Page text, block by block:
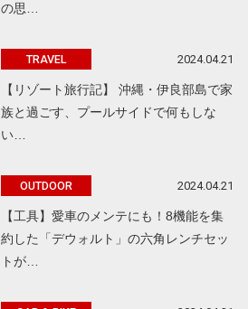
の思…
TRAVEL 2024.04.21
【リゾート旅行記】 沖縄・伊良部島で家
族と過ごす、プールサイドで何もしな
い…
OUTDOOR 2024.04.21
【工具】愛車のメンテにも！8機能を集
約した「デウォルト」の六角レンチセッ
トが…